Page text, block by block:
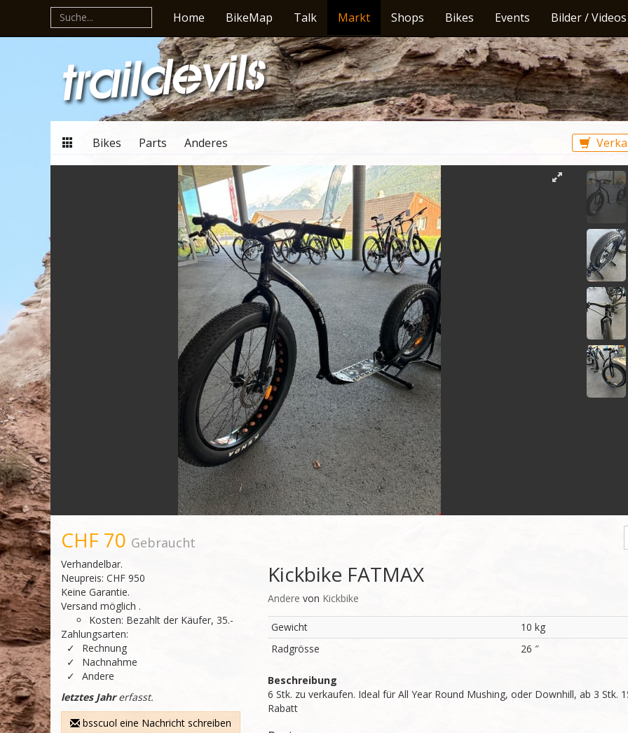
Home BikeMap Talk Markt Shops Bikes Events Bilder / Videos
Bikes Parts Anderes
Kickbike FATMAX
Andere von Kickbike
Gewicht
10 kg
Radgrösse
26 ″
Beschreibung
6 Stk. zu verkaufen. Ideal für All Year Round Mushing, oder Downhill, ab 3 Stk.
Rabatt
CHF 70 Gebraucht
Verhandelbar.
Neupreis: CHF 950
Keine Garantie.
Versand möglich .
Kosten: Bezahlt der Käufer, 35.-
Zahlungsarten:
Rechnung
Nachnahme
Andere
letztes Jahrerfasst.
bsscuol eine Nachricht schreiben